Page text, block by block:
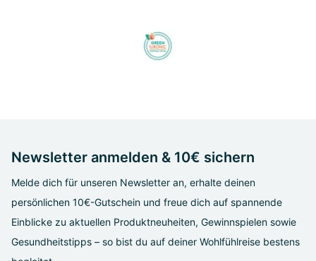
Newsletter anmelden & 10€ sichern
Melde dich für unseren Newsletter an, erhalte deinen
persönlichen 10€-Gutschein und freue dich auf spannende
Einblicke zu aktuellen Produktneuheiten, Gewinnspielen sowie
Gesundheitstipps – so bist du auf deiner Wohlfühlreise bestens